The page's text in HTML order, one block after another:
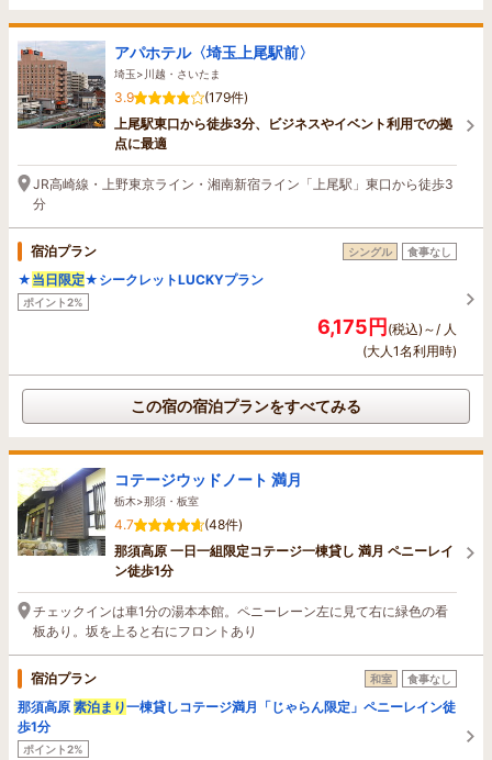
アパホテル〈埼玉上尾駅前〉
埼玉>川越・さいたま
3.9
(179件)
上尾駅東口から徒歩3分、ビジネスやイベント利用での拠
点に最適
JR高崎線・上野東京ライン・湘南新宿ライン「上尾駅」東口から徒歩3
分
宿泊プラン シングル 食事なし
★ 当日限定★シークレットLUCKYプラン
ポイント2%
6,175円(税込)～/ 人
(大人1名利用時)
この宿の宿泊プランをすべてみる
コテージウッドノート 満月
栃木>那須・板室
4.7
(48件)
那須高原 一日一組限定コテージ一棟貸し 満月 ペニーレイ
ン徒歩1分
チェックインは車1分の湯本本館。ペニーレーン左に見て右に緑色の看
板あり。坂を上ると右にフロントあり
宿泊プラン 和室 食事なし
那須高原 素泊まり一棟貸しコテージ満月「じゃらん限定」ペニーレイン徒
歩1分
ポイント2%